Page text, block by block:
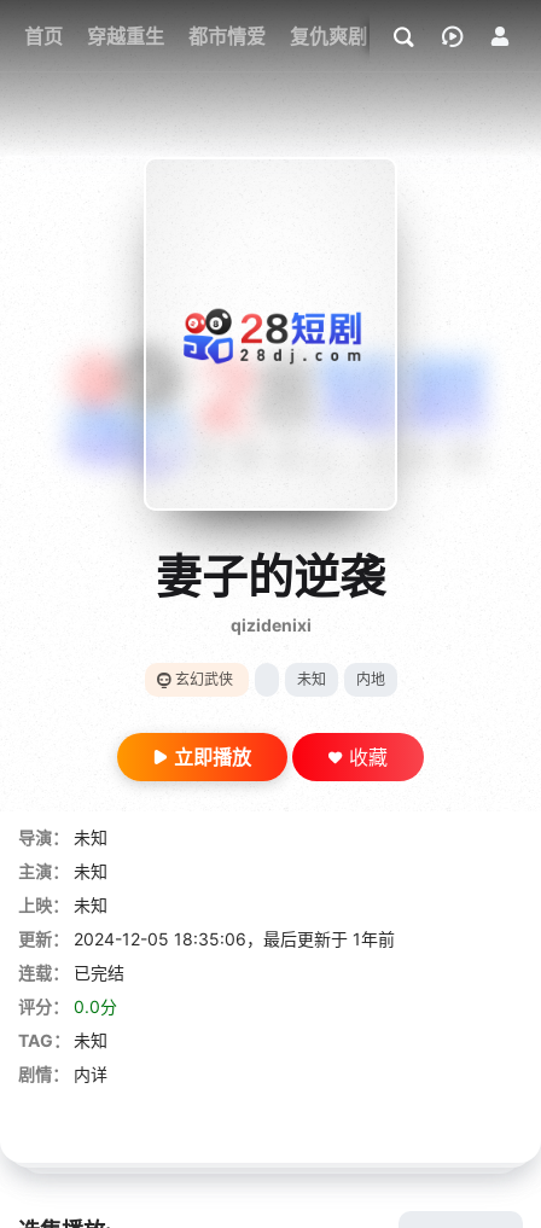
首页 穿越重生 都市情爱 复仇爽剧 玄幻武侠 奇幻
我的观影记录
{if condition="$obj.vod_points
gt 0"}
28短剧
妻子的逆袭
qizidenixi
玄幻武侠 未知 内地
立即播放 收藏
导演：
未知
主演：
未知
上映：
未知
更新：
2024-12-05 18:35:06，最后更新于 1年前
连载：
已完结
评分：
0.0分
TAG：
未知
剧情：
内详